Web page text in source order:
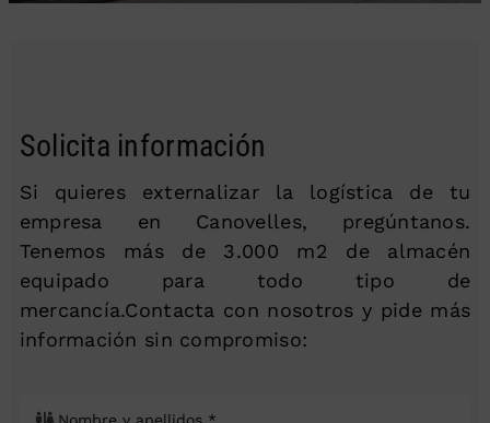
Solicita información
Si quieres externalizar la logística de tu
empresa en Canovelles, pregúntanos.
Tenemos más de 3.000 m2 de almacén
equipado para todo tipo de
mercancía.Contacta con nosotros y pide más
información sin compromiso: